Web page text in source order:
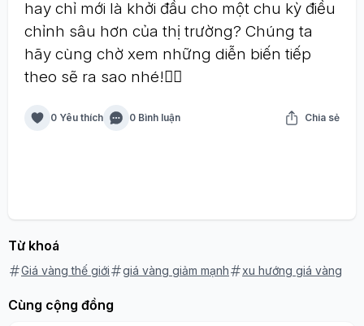
hay chỉ mới là khởi đầu cho một chu kỳ điều
chỉnh sâu hơn của thị trường? Chúng ta
hãy cùng chờ xem những diễn biến tiếp
theo sẽ ra sao nhé!🤷‍♀️
0 Yêu thích 0 Bình luận Chia sẻ
Từ khoá
Giá vàng thế giới giá vàng giảm mạnh xu hướng giá vàng
Cùng cộng đồng